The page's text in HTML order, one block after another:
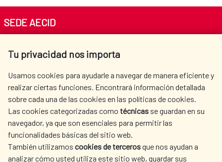
Tu privacidad nos importa
Usamos cookies para ayudarle a navegar de manera eficiente y
realizar ciertas funciones. Encontrará información detallada
sobre cada una de las cookies en las políticas de cookies.
Las cookies categorizadas como técnicas se guardan en su
navegador, ya que son esenciales para permitir las
funcionalidades básicas del sitio web.
También utilizamos cookies de tercerosque nos ayudan a
analizar cómo usted utiliza este sitio web, guardar sus
SEDE AECID
Tel. +34 900 20 30 54​​​​​​​
AECID
WHERE DO WE COOPERATE?
SPANISH HUMANITARIAN
ACTION
PRESS ROOM
CULTURE AND SCIENCE LIBRARY